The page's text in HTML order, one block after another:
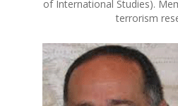
of International Studies).
terrorism